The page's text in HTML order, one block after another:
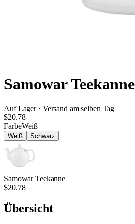
Samowar Teekanne
Auf Lager · Versand am selben Tag
$20.78
FarbeWeiß
Weiß Schwarz
Samowar Teekanne
$20.78
Übersicht